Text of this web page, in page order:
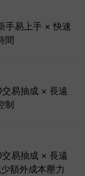
手易上手 × 快速
間
交易抽成 × 長遠
制
交易抽成 × 長遠
額外成本壓力